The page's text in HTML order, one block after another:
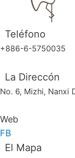
Teléfono
+886-6-5750035
La Direccón
No. 6, Mizhi, Nanxi
Web
FB
El Mapa